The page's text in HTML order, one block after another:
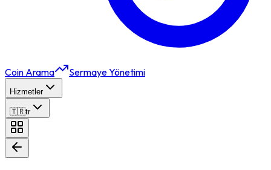
Coin Arama Sermaye Yönetimi
Hizmetler
🇹🇷tr